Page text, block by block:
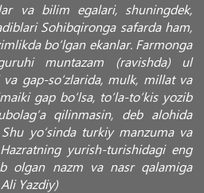
va bilim egalari, shuningdek,
Sohibqironga safarda ham,
bo‘lgan ekanlar. Farmonga
muntazam (ravishda) ul
gap-so‘zlarida, mulk, millat va
gap bo‘lsa, to‘la-to‘kis yozib
qilinmasin, deb alohida
yo‘sinda turkiy manzuma va
yurish-turishidagi eng
olgan nazm va nasr qalamiga
Yazdiy)